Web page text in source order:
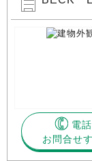
電
お問合せ